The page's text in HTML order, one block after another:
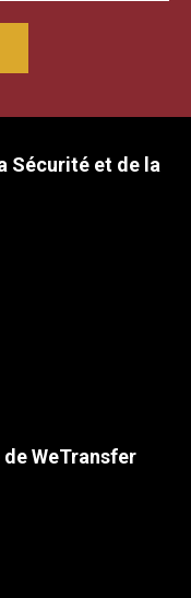
Sécurité et de la
WeTransfer